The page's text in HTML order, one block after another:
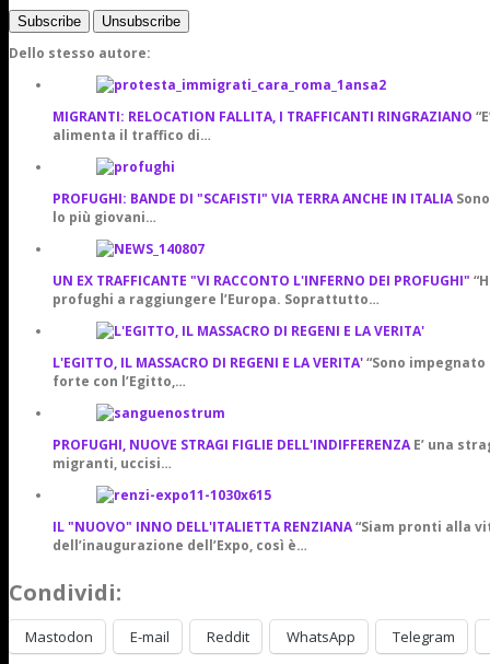
Dello stesso autore:
MIGRANTI: RELOCATION FALLITA, I TRAFFICANTI RINGRAZIANO
alimenta il traffico di…
PROFUGHI: BANDE DI "SCAFISTI" VIA TERRA ANCHE IN ITALIA
lo più giovani…
UN EX TRAFFICANTE "VI RACCONTO L'INFERNO DEI PROFUGHI"
profughi a raggiungere l’Europa. Soprattutto…
L'EGITTO, IL MASSACRO DI REGENI E LA VERITA'“Sono
forte con l’Egitto,…
PROFUGHI, NUOVE STRAGI FIGLIE DELL'INDIFFERENZAE’ una
migranti, uccisi…
IL "NUOVO" INNO DELL'ITALIETTA RENZIANA“Siam pronti alla
dell’inaugurazione dell’Expo, così è…
Condividi:
Mastodon E-mail Reddit WhatsApp Telegram